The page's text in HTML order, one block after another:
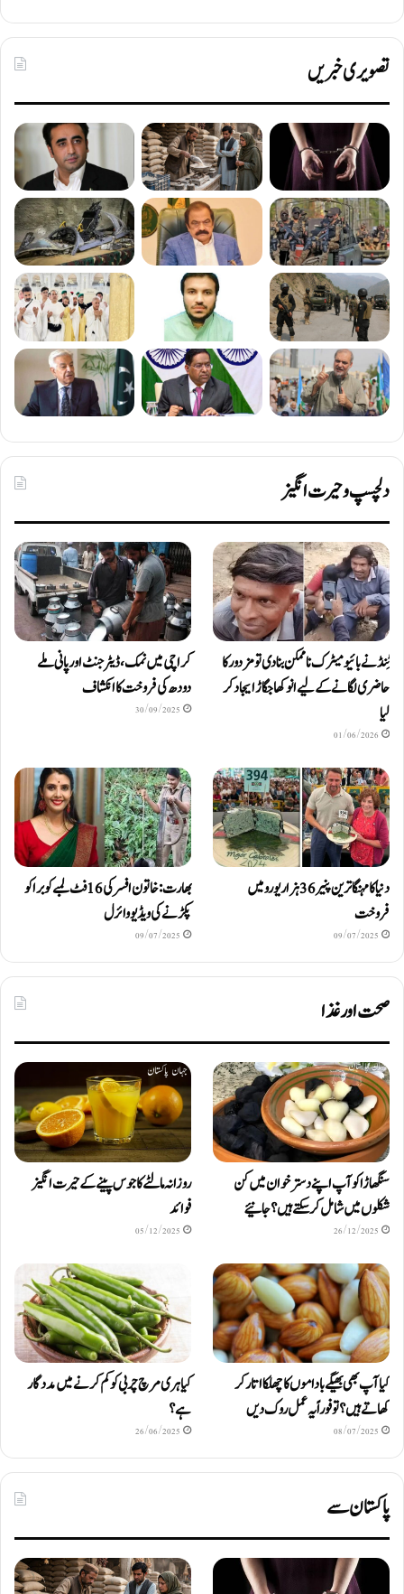
تصویری خبریں
دلچسپ و حیرت انگیز
ٹِنڈ نے بائیومیٹرک ناممکن بنا دی تو مزدور کا
حاضری لگانے کے لیے انوکھا جگاڑ ایجاد کر
لیا
01/06/2026
کراچی میں نمک، ڈیٹرجنٹ اور پانی ملے
دودھ کی فروخت کا انکشاف
30/09/2025
دنیا کا مہنگا ترین پنیر 36 ہزار یورو میں
فروخت
09/07/2025
بھارت: خاتون افسر کی 16 فٹ لمبے کوبرا کو
پکڑنے کی ویڈیو وائرل
09/07/2025
صحت اور غذا
سنگھاڑا کو آپ اپنے دستر خوان میں کن
شکلوں میں شامل کرسکتے ہیں ؟ جانیئے
26/12/2025
روزانہ مالٹے کا جوس پینے کے حیرت انگیز
فوائد
05/12/2025
کیا آپ بھی بھیگے باداموں کا چھلکا اتار کر
کھاتے ہیں؟ تو فوراً یہ عمل روک دیں
08/07/2025
کیا ہری مرچ چربی کو کم کرنے میں مددگار
ہے؟
26/06/2025
پاکستان سے